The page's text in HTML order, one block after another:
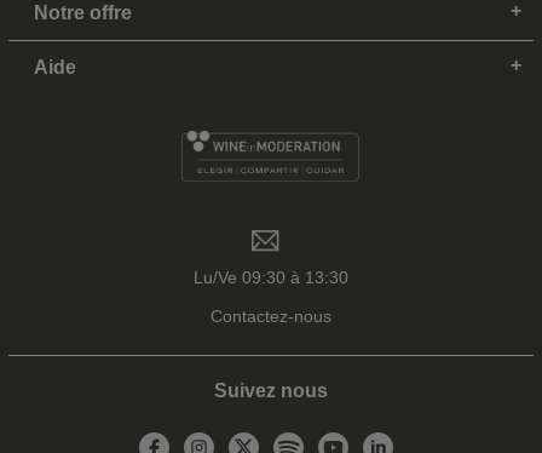
Notre offre
Aide
Lu/Ve 09:30 à 13:30
Contactez-nous
Suivez nous